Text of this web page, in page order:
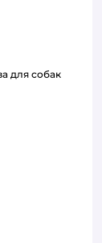
для собак